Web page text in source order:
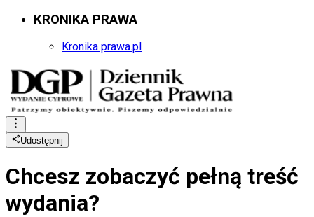
KRONIKA PRAWA
Kronika prawa.pl
Udostępnij
Chcesz zobaczyć pełną treść
wydania?